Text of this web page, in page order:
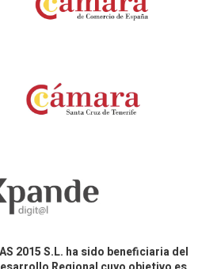
2015 S.L. ha sido beneficiaria del